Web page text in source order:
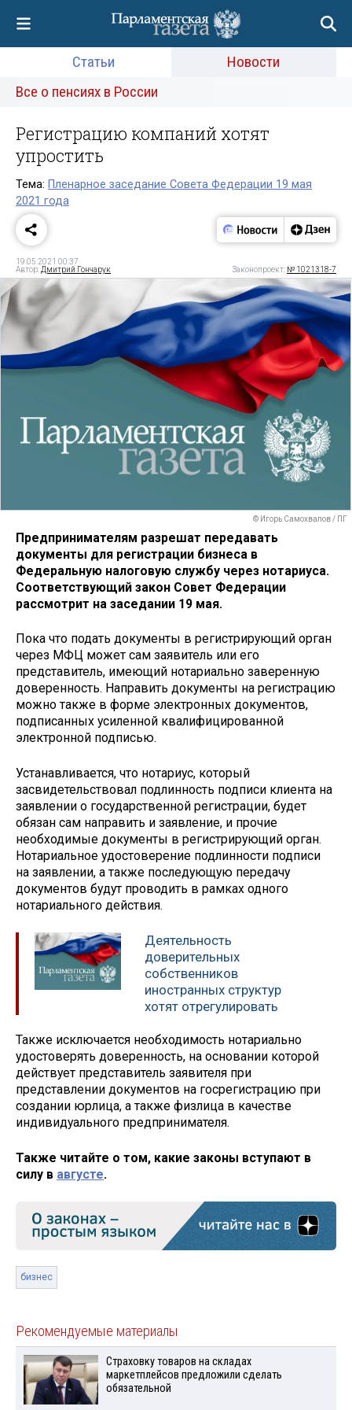
Статьи
Новости
Все о пенсиях в России
Регистрацию компаний хотят
упростить
Тема: Пленарное заседание Совета Федерации 19 мая
2021 года
19.05.2021 00:37
Автор: Дмитрий Гончарук Законопроект: № 1021318-7
© Игорь Самохвалов / ПГ
Предпринимателям разрешат передавать
документы для регистрации бизнеса в
Федеральную налоговую службу через нотариуса.
Соответствующий закон Совет Федерации
рассмотрит на заседании 19 мая.
Пока что подать документы в регистрирующий орган
через МФЦ может сам заявитель или его
представитель, имеющий нотариально заверенную
доверенность. Направить документы на регистрацию
можно также в форме электронных документов,
подписанных усиленной квалифицированной
электронной подписью.
Устанавливается, что нотариус, который
засвидетельствовал подлинность подписи клиента на
заявлении о государственной регистрации, будет
обязан сам направить и заявление, и прочие
необходимые документы в регистрирующий орган.
Нотариальное удостоверение подлинности подписи
на заявлении, а также последующую передачу
документов будут проводить в рамках одного
нотариального действия.
Деятельность
доверительных
собственников
иностранных структур
хотят отрегулировать
Также исключается необходимость нотариально
удостоверять доверенность, на основании которой
действует представитель заявителя при
представлении документов на госрегистрацию при
создании юрлица, а также физлица в качестве
индивидуального предпринимателя.
Также читайте о том, какие законы вступают в
силу в августе.
бизнес
Рекомендуемые материалы
Страховку товаров на складах
маркетплейсов предложили сделать
обязательной